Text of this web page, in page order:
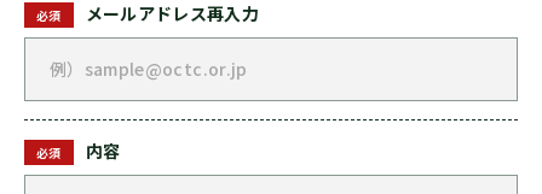
必須 メールアドレス再入力
必須 内容